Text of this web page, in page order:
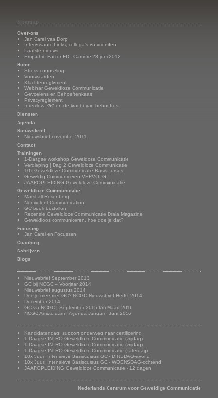
Sitemap
Over-ons
Jan Carel van Dorp
Interessante Links, collega's en vrienden
Laatste nieuws
Empathie Factor FD - Carrière 23 juni 2012
Home
Stress counseling
Voorwaarden
Klachtenreglement
Webinar Geweldloze Communicatie
Gevoelens en Behoeftenkaart
Privacyreglement
Interview: GC en de kracht van behoeftes
Diensten
Agenda
Nieuwsbrief
Nieuwsbrief november 2011
Contact
Trainingen
1-Daagse workshop Geweldoze Communicatie
Verdieping | Dag 2 Geweldloze Communicatie
10x Geweldloze Communicatie Basis cursus
Geweldig Communiceren VERVOLG
JAAROPLEIDING Geweldloze Communicatie
Geweldloze Communicatie
Marshall Rosenberg
Nonviolent Communication
GC boek bestellen
Recensie Geweldloze Communicatie Drala Magazine
Geweldloos communiceren, hoe doe je dat?
Focusing
Jan Carel en Focussen
Coaching
Schrijven
Blogs
Nieuwsbrief September 2013
GC bij NCGC – Voorjaar 2014
Nieuwsbrief augustus 2014
Doe je mee met GC? NCGC Nieuwsbrief Herfst 2014
December 2014
GC via NCGC | September 2015 t/m Maart 2016
NCGC Amsterdam | Agenda Januari - Juni 2016
Kandidatendag: support onderweg naar certificering
1-Daagse INTRO Geweldloze Communicatie (vrijdag)
1-Daagse INTRO Geweldloze Communicatie (vrijdag)
1-Daagse INTRO Geweldloze Communicatie (zaterdag)
10x 3uur: Intensieve Basiscursus GC - DINSDAG-avond
10x 3uur: Intensieve Basiscursus GC - WOENSDAG-ochtend
JAAROPLEIDING Geweldloze Communicatie - 12 dagen
Nederlands Centrum voor Geweldige Communicatie